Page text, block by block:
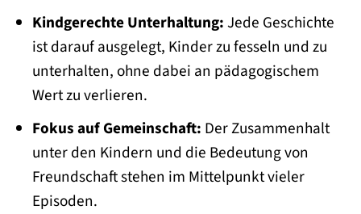
Kindgerechte Unterhaltung:Jede Geschichte
ist darauf ausgelegt, Kinder zu fesseln und zu
unterhalten, ohne dabei an pädagogischem
Wert zu verlieren.
Fokus auf Gemeinschaft: Der Zusammenhalt
unter den Kindern und die Bedeutung von
Freundschaft stehen im Mittelpunkt vieler
Episoden.